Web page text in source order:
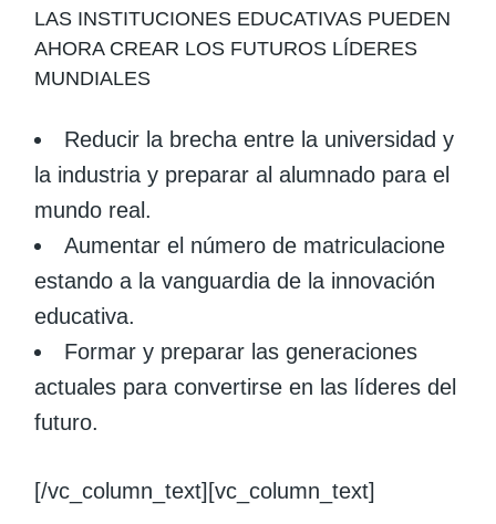
LAS INSTITUCIONES EDUCATIVAS PUEDEN
AHORA CREAR LOS FUTUROS LÍDERES
MUNDIALES
Reducir la brecha entre la universidad y
la industria y preparar al alumnado para el
mundo real.
Aumentar el número de matriculacione
estando a la vanguardia de la innovación
educativa.
Formar y preparar las generaciones
actuales para convertirse en las líderes del
futuro.
[/vc_column_text][vc_column_text]